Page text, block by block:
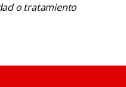
o tratamiento